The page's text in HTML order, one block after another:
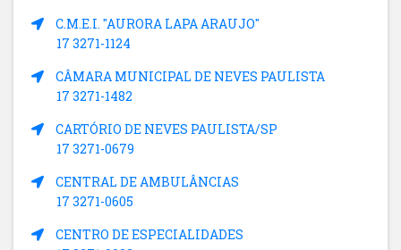
C.M.E.I. "AURORA LAPA ARAUJO"
17 3271-1124
CÂMARA MUNICIPAL DE NEVES PAULISTA
17 3271-1482
CARTÓRIO DE NEVES PAULISTA/SP
17 3271-0679
CENTRAL DE AMBULÂNCIAS
17 3271-0605
CENTRO DE ESPECIALIDADES